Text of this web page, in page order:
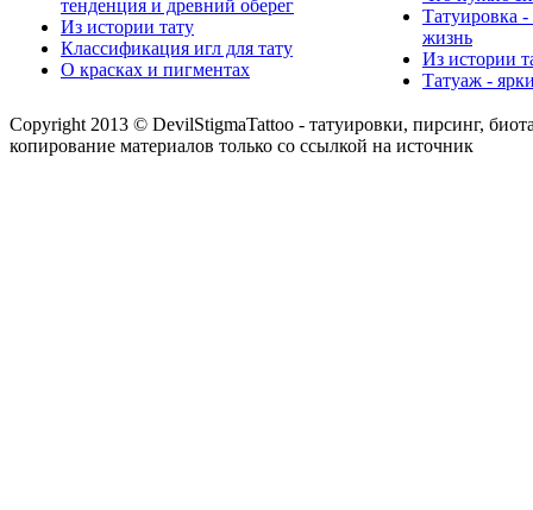
тенденция и древний оберег
Из истории тату
Классификация игл для тату
О красках и пигментах
Татуировка
жизнь
Из истории
Татуаж -
Copyright 2013 © DevilStigmaTattoo - татуировки, пирсинг,
копирование материалов только со ссылкой на источник